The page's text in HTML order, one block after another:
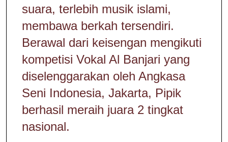
suara, terlebih musik islami,
membawa berkah tersendiri.
Berawal dari keisengan mengikuti
kompetisi Vokal Al Banjari yang
diselenggarakan oleh Angkasa
Seni Indonesia, Jakarta, Pipik
berhasil meraih juara 2 tingkat
nasional.